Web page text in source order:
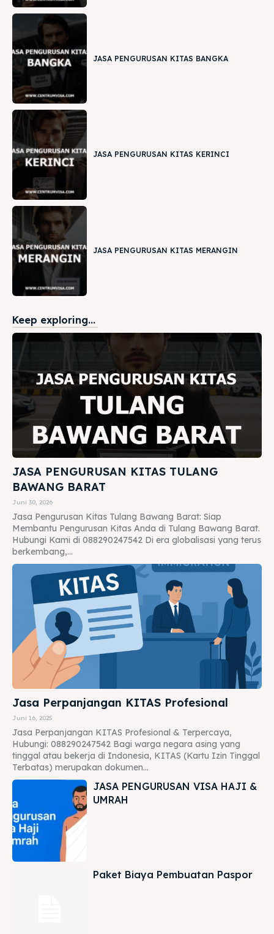
JASA PENGURUSAN KITAS BANGKA
JASA PENGURUSAN KITAS KERINCI
JASA PENGURUSAN KITAS MERANGIN
Keep exploring...
JASA PENGURUSAN KITAS TULANG
BAWANG BARAT
Juni 30, 2026
Jasa Pengurusan Kitas Tulang Bawang Barat: Siap
Membantu Pengurusan Kitas Anda di Tulang Bawang Barat.
Hubungi Kami di 088290247542 Di era globalisasi yang terus
berkembang,...
Jasa Perpanjangan KITAS Profesional
Juni 16, 2025
Jasa Perpanjangan KITAS Profesional & Terpercaya,
Hubungi: 088290247542 Bagi warga negara asing yang
tinggal atau bekerja di Indonesia, KITAS (Kartu Izin Tinggal
Terbatas) merupakan dokumen...
JASA PENGURUSAN VISA HAJI &
UMRAH
Paket Biaya Pembuatan Paspor